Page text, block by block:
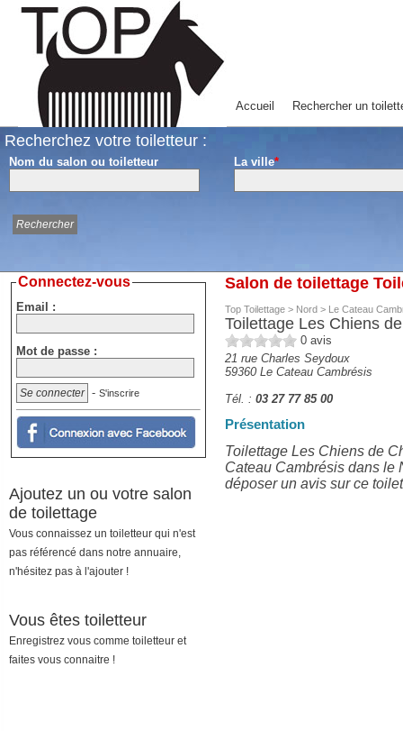
Accueil Rechercher un
Recherchez votre toiletteur :
Nom du salon ou toiletteur La ville*
Salon de toilettage
Top Toilettage > Nord > Le Cateau
Toilettage Les Chiens
0 avis
21 rue Charles Seydoux
59360 Le Cateau Cambrésis
Tél. : 03 27 77 85 00
Présentation
Toilettage Les Chiens de
Cateau Cambrésis dans le
déposer un avis sur ce
Connectez-vous
Email :
Mot de passe :
- S'inscrire
Ajoutez un ou votre salon
de toilettage
Vous connaissez un toiletteur qui n'est
pas référencé dans notre annuaire,
n'hésitez pas à l'ajouter !
Vous êtes toiletteur
Enregistrez vous comme toiletteur et
faites vous connaitre !